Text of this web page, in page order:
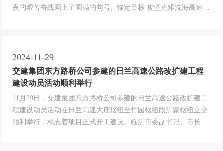
夜的艰苦奋战画上了圆满的句号。锚定目标 攻坚克难沈海高速公
里，...
2024-11-29
交建集团东方路桥公司参建的日兰高速公路改扩建工程
建设动员活动顺利举行
11月29日，交建集团东方路桥公司参建的日兰高速公路改扩建工
程建设动员活动在日兰高速大庄枢纽至竹园枢纽段沂蒙枢纽立交
顺利举行，标志着项目正式开工建设。临沂市委副书记、市长张